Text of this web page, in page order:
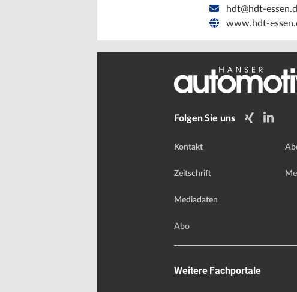
hdt@hdt-
www.hdt-
Folgen Sie uns
Kontakt
Zeitschrift
Mediadaten
Abo
Weitere Fachportale